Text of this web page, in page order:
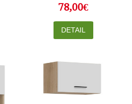
78,00€
DETAIL